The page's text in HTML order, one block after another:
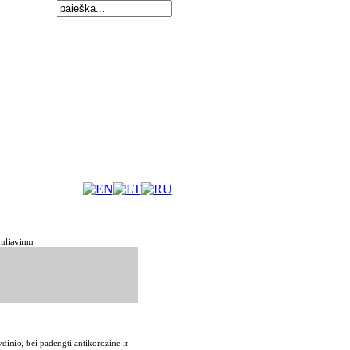
bei padengti antikorozine ir